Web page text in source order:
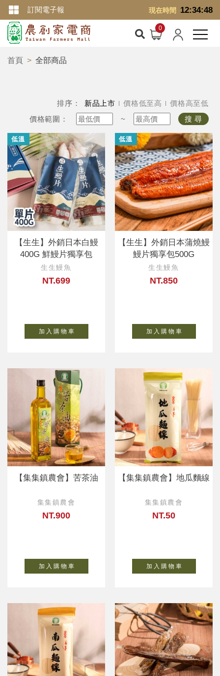
現在時間 12:34:49
訂閱電子報
首頁 全部商品
排序： 新品上市 價格低至高
價格高至低
價格範圍：
~ 搜 尋
低溫
【生生】外銷日本白鰻
400G 鮮鰻片獨享包
生生鰻魚
NT.699
加 入 購 物 車
低溫
【生生】外銷日本蒲燒鰻
鰻片獨享包500G
生生鰻魚
NT.850
加 入 購 物 車
【集集鎮農會】苦茶油
集集鎮農會
NT.900
加 入 購 物 車
【集集鎮農會】地瓜麵線
集集鎮農會
NT.50
加 入 購 物 車